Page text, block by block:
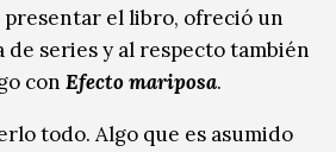
presentar el libro, ofreció un
series y al respecto también
con Efecto mariposa.
todo. Algo que es asumido